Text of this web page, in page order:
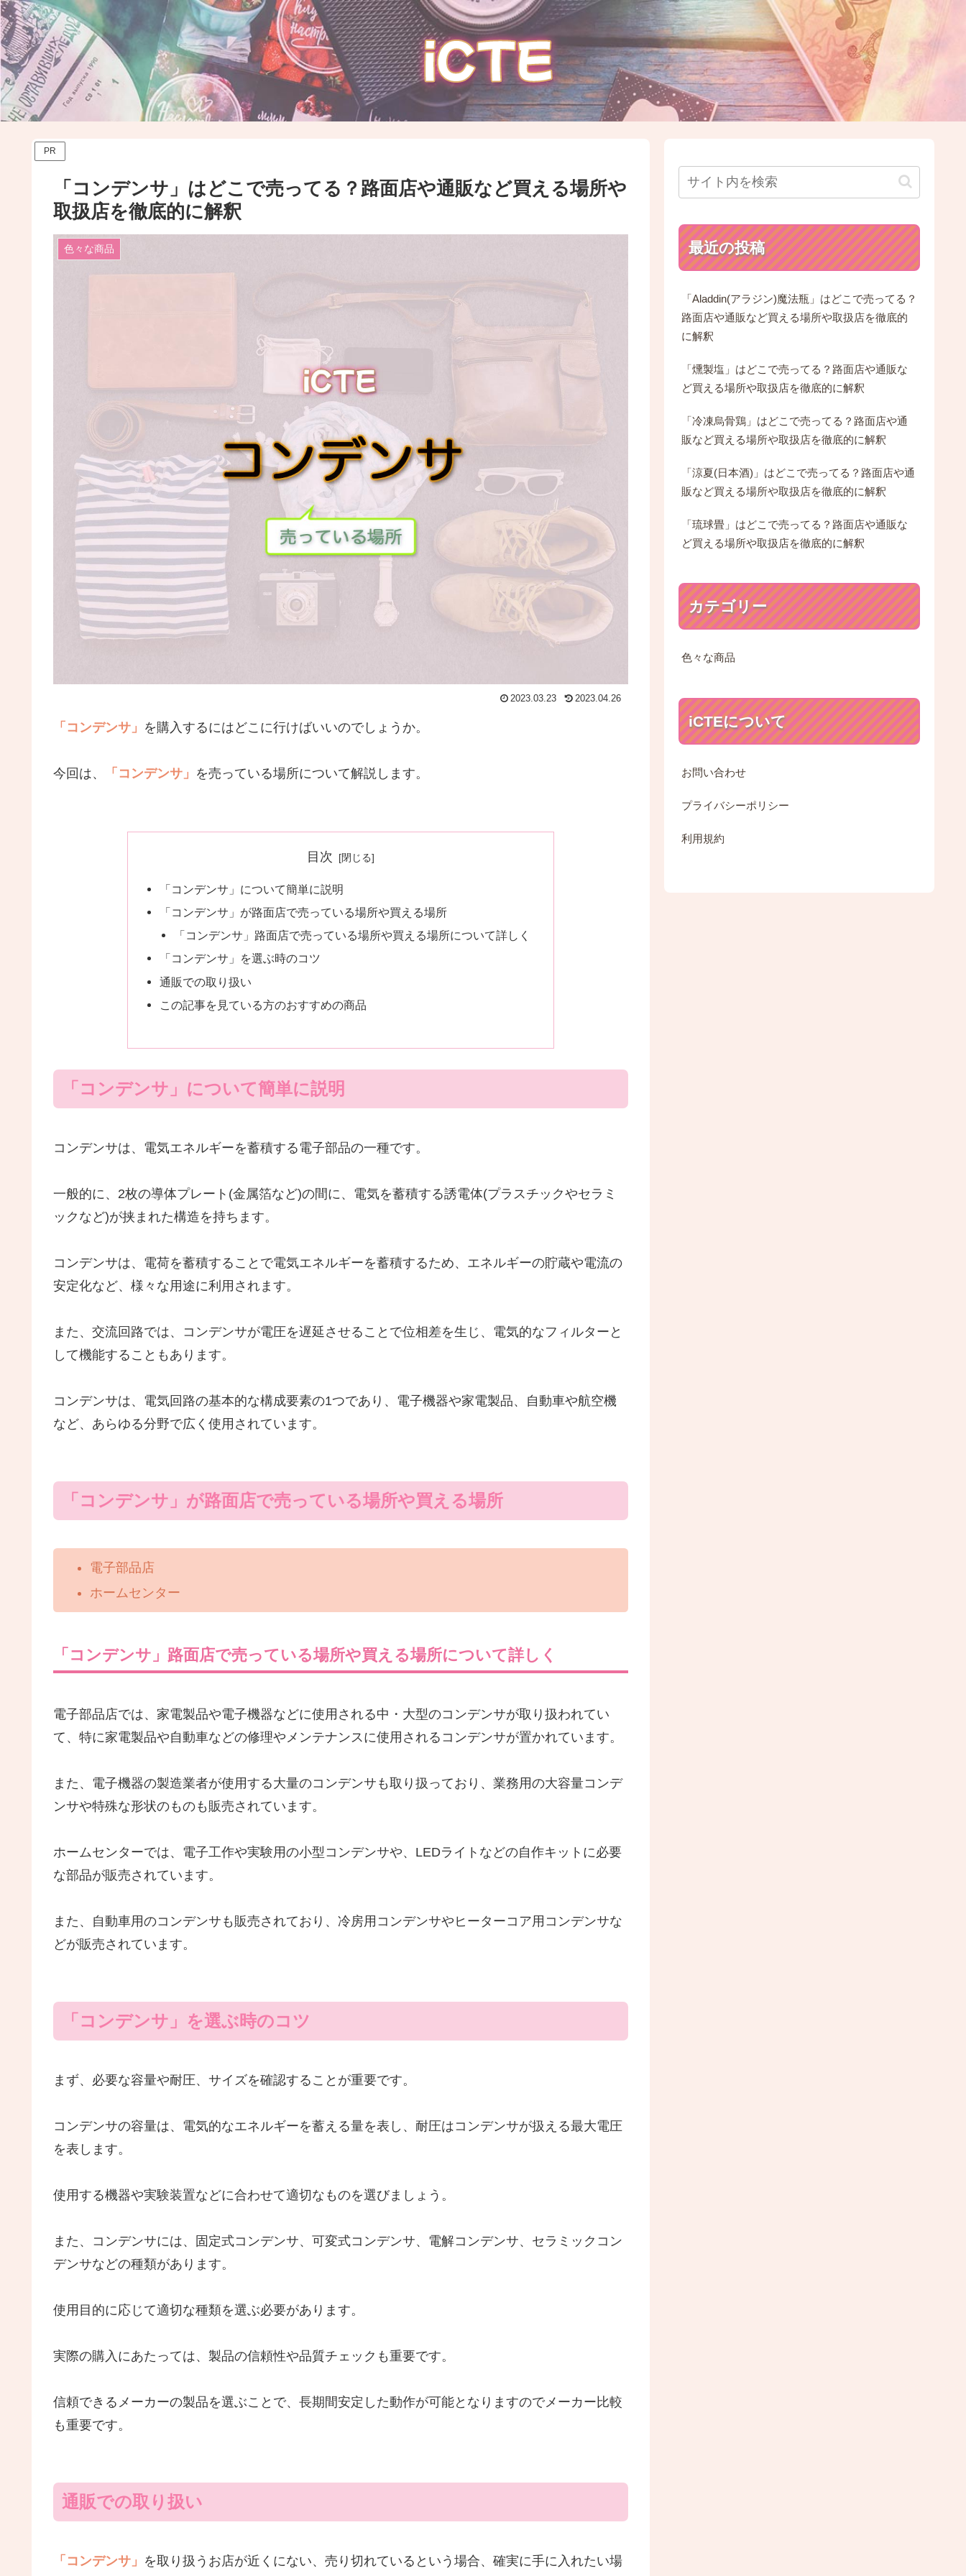
PR
「コンデンサ」はどこで売ってる？路面店や通販など買える場所や
取扱店を徹底的に解釈
色々な商品
2023.03.23 2023.04.26
「コンデンサ」 を購入するにはどこに行けばいいのでしょうか。
今回は、 「コンデンサ」 を売っている場所について解説します。
目次
「コンデンサ」について簡単に説明
「コンデンサ」が路面店で売っている場所や買える場所
「コンデンサ」路面店で売っている場所や買える場所について詳しく
「コンデンサ」を選ぶ時のコツ
通販での取り扱い
この記事を見ている方のおすすめの商品
「コンデンサ」について簡単に説明
コンデンサは、電気エネルギーを蓄積する電子部品の一種です。
一般的に、2枚の導体プレート(金属箔など)の間に、電気を蓄積する誘電体(プラスチックやセラミ
ックなど)が挟まれた構造を持ちます。
コンデンサは、電荷を蓄積することで電気エネルギーを蓄積するため、エネルギーの貯蔵や電流の
安定化など、様々な用途に利用されます。
また、交流回路では、コンデンサが電圧を遅延させることで位相差を生じ、電気的なフィルターと
して機能することもあります。
コンデンサは、電気回路の基本的な構成要素の1つであり、電子機器や家電製品、自動車や航空機
など、あらゆる分野で広く使用されています。
「コンデンサ」が路面店で売っている場所や買える場所
電子部品店
ホームセンター
「コンデンサ」路面店で売っている場所や買える場所について詳しく
電子部品店では、家電製品や電子機器などに使用される中・大型のコンデンサが取り扱われてい
て、特に家電製品や自動車などの修理やメンテナンスに使用されるコンデンサが置かれています。
また、電子機器の製造業者が使用する大量のコンデンサも取り扱っており、業務用の大容量コンデ
ンサや特殊な形状のものも販売されています。
ホームセンターでは、電子工作や実験用の小型コンデンサや、LEDライトなどの自作キットに必要
な部品が販売されています。
また、自動車用のコンデンサも販売されており、冷房用コンデンサやヒーターコア用コンデンサな
どが販売されています。
「コンデンサ」を選ぶ時のコツ
まず、必要な容量や耐圧、サイズを確認することが重要です。
コンデンサの容量は、電気的なエネルギーを蓄える量を表し、耐圧はコンデンサが扱える最大電圧
を表します。
使用する機器や実験装置などに合わせて適切なものを選びましょう。
また、コンデンサには、固定式コンデンサ、可変式コンデンサ、電解コンデンサ、セラミックコン
デンサなどの種類があります。
使用目的に応じて適切な種類を選ぶ必要があります。
実際の購入にあたっては、製品の信頼性や品質チェックも重要です。
信頼できるメーカーの製品を選ぶことで、長期間安定した動作が可能となりますのでメーカー比較
も重要です。
通販での取り扱い
「コンデンサ」 を取り扱うお店が近くにない、売り切れているという場合、確実に手に入れたい場
最近の投稿
「Aladdin(アラジン)魔法瓶」はどこで売ってる？
路面店や通販など買える場所や取扱店を徹底的
に解釈
「燻製塩」はどこで売ってる？路面店や通販な
ど買える場所や取扱店を徹底的に解釈
「冷凍烏骨鶏」はどこで売ってる？路面店や通
販など買える場所や取扱店を徹底的に解釈
「涼夏(日本酒)」はどこで売ってる？路面店や通
販など買える場所や取扱店を徹底的に解釈
「琉球畳」はどこで売ってる？路面店や通販な
ど買える場所や取扱店を徹底的に解釈
カテゴリー
色々な商品
iCTEについて
お問い合わせ
プライバシーポリシー
利用規約